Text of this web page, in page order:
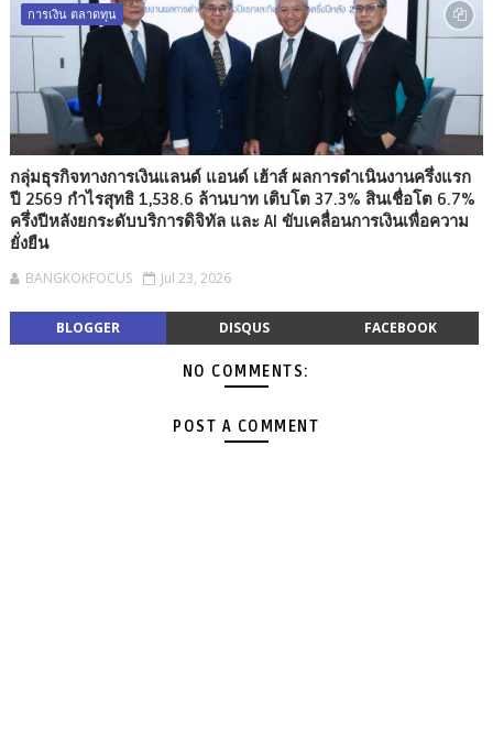
การเงิน ตลาดทุน
กลุ่มธุรกิจทางการเงินแลนด์ แอนด์ เฮ้าส์ ผลการดำเนินงานครึ่งแรก
ปี 2569 กำไรสุทธิ 1,538.6 ล้านบาท เติบโต 37.3% สินเชื่อโต 6.7%
ครึ่งปีหลังยกระดับบริการดิจิทัล และ AI ขับเคลื่อนการเงินเพื่อความ
ยั่งยืน
BANGKOKFOCUS Jul 23, 2026
BLOGGER DISQUS FACEBOOK
NO COMMENTS:
POST A COMMENT